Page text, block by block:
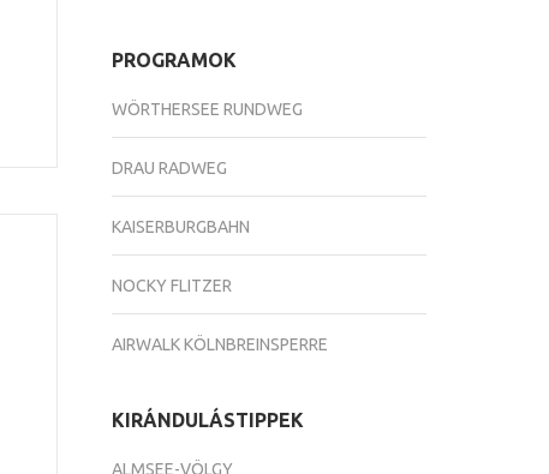
PROGRAMOK
WÖRTHERSEE RUNDWEG
DRAU RADWEG
KAISERBURGBAHN
NOCKY FLITZER
AIRWALK KÖLNBREINSPERRE
KIRÁNDULÁSTIPPEK
ALMSEE-VÖLGY